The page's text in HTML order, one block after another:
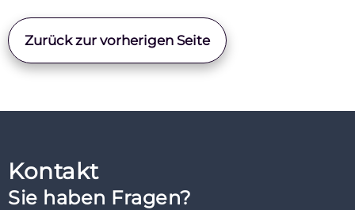
Zurück zur vorherigen Seite
Kontakt
Sie haben Fragen?